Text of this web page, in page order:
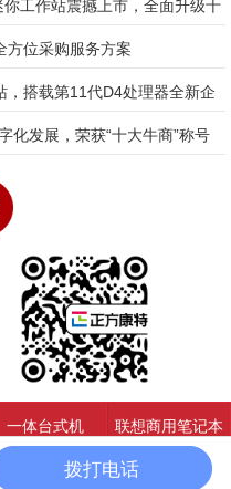
工作站震撼上市，全面升级十
限时抢购机会难得
方位采购服务方案
搭载第11代D4处理器全新企
化发展，荣获“十大牛商”称号
一体台式机 联想商用笔记本
联系我们拨打电话